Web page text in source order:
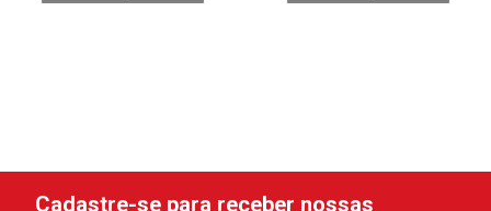
Cadastre-se para receber nossas